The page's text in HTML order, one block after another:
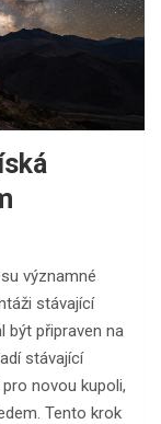
významné
stávající
být připraven na
stávající
novou kupoli,
Tento krok